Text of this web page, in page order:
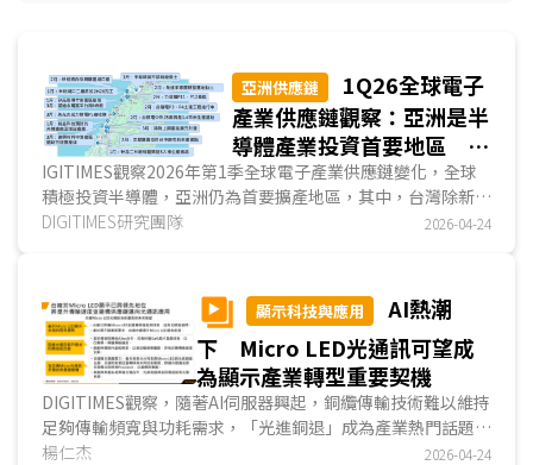
亞洲供應鏈
1Q26全球電子
產業供應鏈觀察：亞洲是半
導體產業投資首要地區 歐
美地區業者收購動態成為焦
點
IGITIMES觀察2026年第1季全球電子產業供應鏈變化，全球
積極投資半導體，亞洲仍為首要擴產地區，其中，台灣除新竹
科學園區外，台中與嘉義、台南與高雄等也成為業者積極投資
DIGITIMES研究團隊 2026-04-24
顯示科技與應用
AI熱潮
下 Micro LED光通訊可望成
為顯示產業轉型重要契機
DIGITIMES觀察，隨著AI伺服器興起，銅纜傳輸技術難以維持
足夠傳輸頻寬與功耗需求，「光進銅退」成為產業熱門話題。
光通訊根據傳輸距離，可分為CW-DFB、VCSEL及Micro LED
楊仁杰 2026-04-24